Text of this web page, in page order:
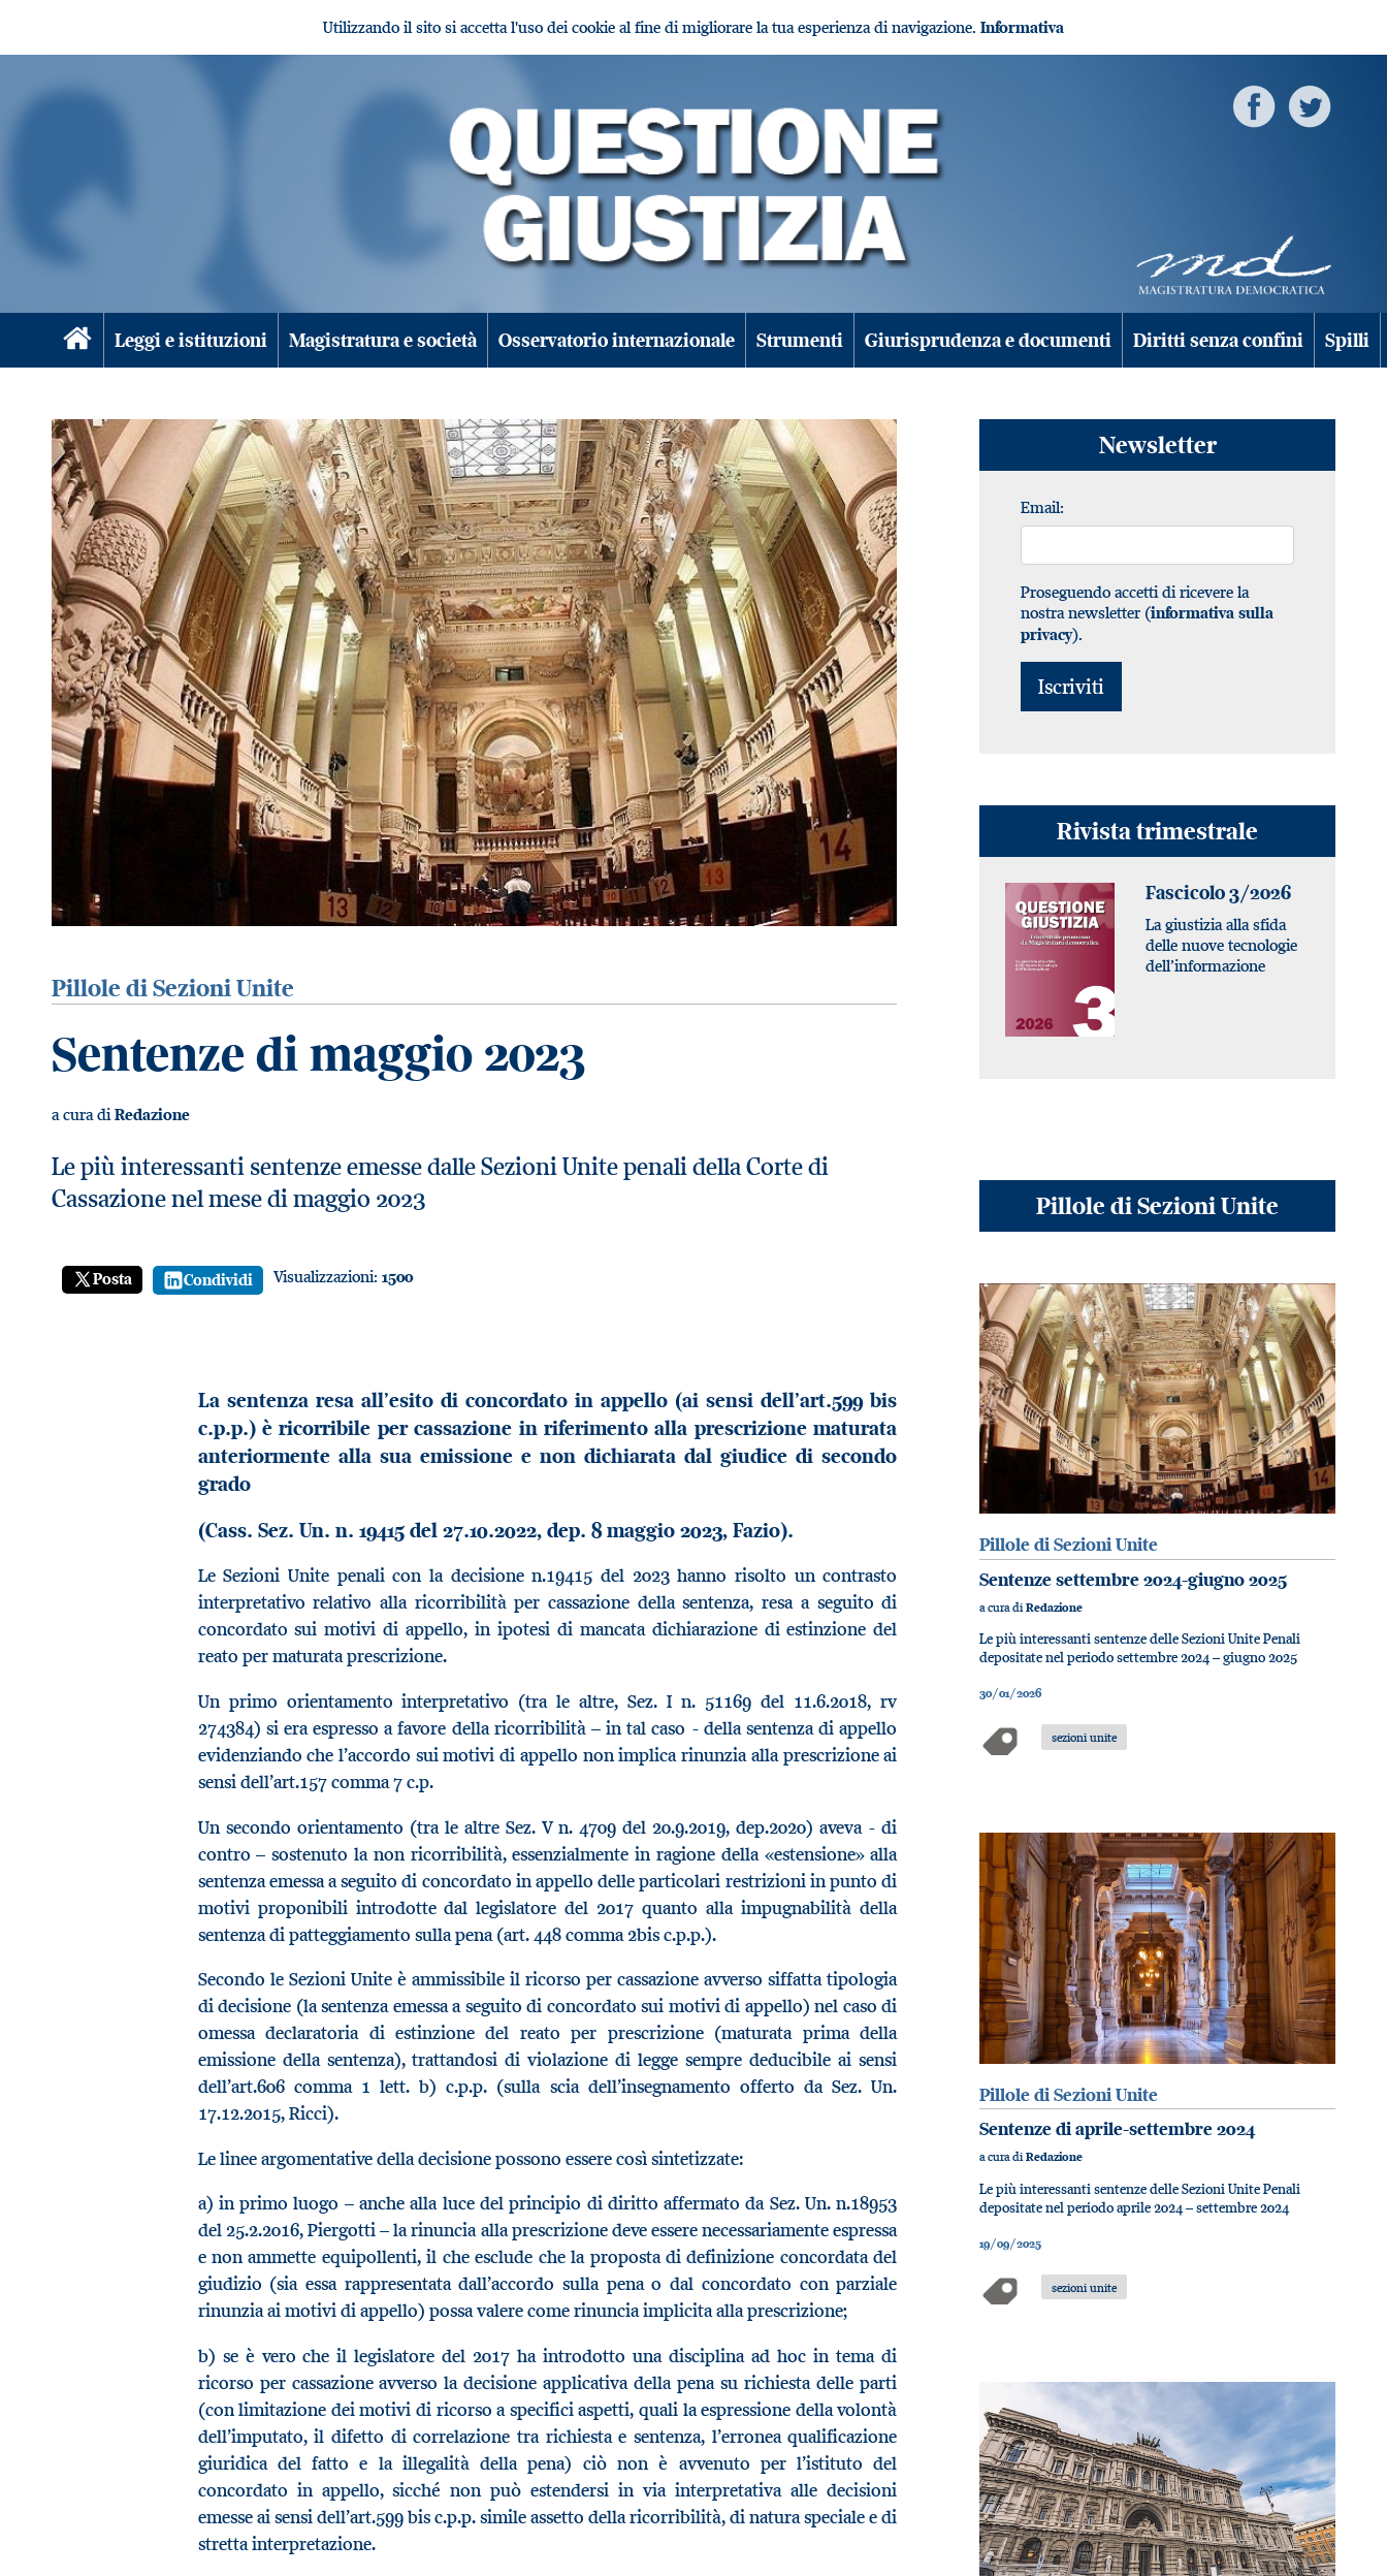
Utilizzando il sito si accetta l'uso dei cookie al fine di migliorare la tua esperienza di navigazione. Informativa
Leggi e istituzioni Magistratura e società Osservatorio internazionale Strumenti Giurisprudenza e documenti Diritti senza confini Spilli
Pillole di Sezioni Unite
Sentenze di maggio 2023
a cura di Redazione
Le più interessanti sentenze emesse dalle Sezioni Unite penali della Corte di
Cassazione nel mese di maggio 2023
Posta Condividi Visualizzazioni: 1500
La sentenza resa all’esito di concordato in appello (ai sensi dell’art.599 bis
c.p.p.) è ricorribile per cassazione in riferimento alla prescrizione maturata
anteriormente alla sua emissione e non dichiarata dal giudice di secondo
grado
(Cass. Sez. Un. n. 19415 del 27.10.2022, dep. 8 maggio 2023, Fazio).
Le Sezioni Unite penali con la decisione n.19415 del 2023 hanno risolto un contrasto
interpretativo relativo alla ricorribilità per cassazione della sentenza, resa a seguito di
concordato sui motivi di appello, in ipotesi di mancata dichiarazione di estinzione del
reato per maturata prescrizione.
Un primo orientamento interpretativo (tra le altre, Sez. I n. 51169 del 11.6.2018, rv
274384) si era espresso a favore della ricorribilità – in tal caso - della sentenza di appello
evidenziando che l’accordo sui motivi di appello non implica rinunzia alla prescrizione ai
sensi dell’art.157 comma 7 c.p.
Un secondo orientamento (tra le altre Sez. V n. 4709 del 20.9.2019, dep.2020) aveva - di
contro – sostenuto la non ricorribilità, essenzialmente in ragione della «estensione» alla
sentenza emessa a seguito di concordato in appello delle particolari restrizioni in punto di
motivi proponibili introdotte dal legislatore del 2017 quanto alla impugnabilità della
sentenza di patteggiamento sulla pena (art. 448 comma 2bis c.p.p.).
Secondo le Sezioni Unite è ammissibile il ricorso per cassazione avverso siffatta tipologia
di decisione (la sentenza emessa a seguito di concordato sui motivi di appello) nel caso di
omessa declaratoria di estinzione del reato per prescrizione (maturata prima della
emissione della sentenza), trattandosi di violazione di legge sempre deducibile ai sensi
dell’art.606 comma 1 lett. b) c.p.p. (sulla scia dell’insegnamento offerto da Sez. Un.
17.12.2015, Ricci).
Le linee argomentative della decisione possono essere così sintetizzate:
a) in primo luogo – anche alla luce del principio di diritto affermato da Sez. Un. n.18953
del 25.2.2016, Piergotti – la rinuncia alla prescrizione deve essere necessariamente espressa
e non ammette equipollenti, il che esclude che la proposta di definizione concordata del
giudizio (sia essa rappresentata dall’accordo sulla pena o dal concordato con parziale
rinunzia ai motivi di appello) possa valere come rinuncia implicita alla prescrizione;
b) se è vero che il legislatore del 2017 ha introdotto una disciplina ad hoc in tema di
ricorso per cassazione avverso la decisione applicativa della pena su richiesta delle parti
(con limitazione dei motivi di ricorso a specifici aspetti, quali la espressione della volontà
dell’imputato, il difetto di correlazione tra richiesta e sentenza, l’erronea qualificazione
giuridica del fatto e la illegalità della pena) ciò non è avvenuto per l’istituto del
concordato in appello, sicché non può estendersi in via interpretativa alle decisioni
emesse ai sensi dell’art.599 bis c.p.p. simile assetto della ricorribilità, di natura speciale e di
stretta interpretazione.
Newsletter
Email:
Proseguendo accetti di ricevere la
nostra newsletter (informativa sulla
privacy).
Rivista trimestrale
Fascicolo 3/2026
La giustizia alla sfida
delle nuove tecnologie
dell’informazione
Pillole di Sezioni Unite
Pillole di Sezioni Unite
Sentenze settembre 2024-giugno 2025
a cura diRedazione
Le più interessanti sentenze delle Sezioni Unite Penali
depositate nel periodo settembre 2024 – giugno 2025
30/01/2026
sezioni unite
Pillole di Sezioni Unite
Sentenze di aprile-settembre 2024
a cura diRedazione
Le più interessanti sentenze delle Sezioni Unite Penali
depositate nel periodo aprile 2024 – settembre 2024
19/09/2025
sezioni unite